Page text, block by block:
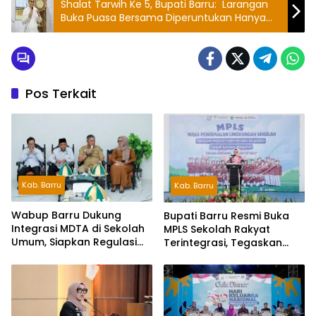
Shalat Tarwih Ke 5, Bupati Barru: Larangan
Buka Puasa Bersama Diperuntukan Hanya
Untuk Pejabat
Pos Terkait
Kab. Barru
Wabup Barru Dukung
Integrasi MDTA di Sekolah
Umum, Siapkan Regulasi
Kab. Barru
Bupati Barru Resmi Buka
MPLS Sekolah Rakyat
Terintegrasi, Tegaskan
Depan Generasi